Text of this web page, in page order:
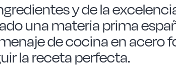
y de la
una materia prima
de cocina en acero
la receta perfecta.